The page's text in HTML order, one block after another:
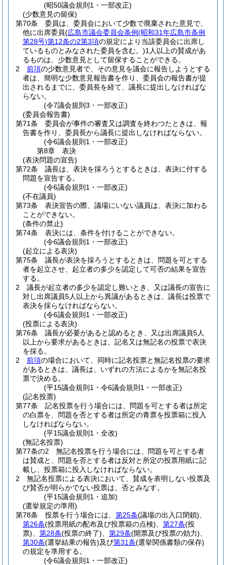
(昭50議会規則1・一部改正)
(少数意見の留保)
第70条
委員は、委員会において少数で廃棄された意見で、
他に出席委員(広島市議会委員会条例(昭和31年広島市条例
第28号)第12条の2第3項の規定により当該委員会に出席し
ているものとみなされた委員を含む。)1人以上の賛成があ
るものは、少数意見として留保することができる。
2
前項の少数意見者で、その意見を議会に報告しようとする
者は、簡明な少数意見報告書を作り、委員会の報告書が提
出されるまでに、委員長を経て、議長に提出しなければな
らない。
(令7議会規則3・一部改正)
(委員会報告書)
第71条
委員会が事件の審査又は調査を終わつたときは、報
告書を作り、委員長から議長に提出しなければならない。
(令6議会規則1・一部改正)
第8章
表決
(表決問題の宣告)
第72条
議長は、表決を採ろうとするときは、表決に付する
問題を宣告する。
(令6議会規則1・一部改正)
(不在議員)
第73条
表決宣告の際、議場にいない議員は、表決に加わる
ことができない。
(条件の禁止)
第74条
表決には、条件を付けることができない。
(令6議会規則1・一部改正)
(起立による表決)
第75条
議長が表決を採ろうとするときは、問題を可とする
者を起立させ、起立者の多少を認定して可否の結果を宣告
する。
2
議長が起立者の多少を認定し難いとき、又は議長の宣告に
対し出席議員5人以上から異議があるときは、議長は投票で
表決を採らなければならない。
(令6議会規則1・一部改正)
(投票による表決)
第76条
議長が必要があると認めるとき、又は出席議員5人
以上から要求があるときは、記名又は無記名の投票で表決
を採る。
2
前項の場合において、同時に記名投票と無記名投票の要求
があるときは、議長は、いずれの方法によるかを無記名投
票で決める。
(平15議会規則1・令6議会規則1・一部改正)
(記名投票)
第77条
記名投票を行う場合には、問題を可とする者は所定
の白票を、問題を否とする者は所定の青票を投票箱に投入
しなければならない。
(平15議会規則1・全改)
(無記名投票)
第77条の2
無記名投票を行う場合には、問題を可とする者
は賛成と、問題を否とする者は反対と所定の投票用紙に記
載し、投票箱に投入しなければならない。
2
無記名投票による表決において、賛成を表明しない投票及
び賛否が明らかでない投票は、否とみなす。
(平15議会規則1・追加)
(選挙規定の準用)
第78条
投票を行う場合には、 第25条(議場の出入口閉鎖)
第26条(投票用紙の配布及び投票箱の点検) 第27条(投
票)
第28条(投票の終了) 第29条(開票及び投票の効力)
第30条(選挙結果の報告)及び第31条(選挙関係書類の保存)
の規定を準用する。
(令6議会規則1・一部改正)